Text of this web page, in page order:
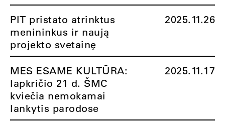
PIT pristato atrinktus
menininkus ir naują
projekto svetainę
2025.11.26
MES ESAME KULTŪRA:
lapkričio 21 d. ŠMC
kviečia nemokamai
lankytis parodose
2025.11.17